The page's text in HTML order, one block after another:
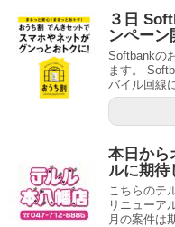
３日
ンペーン
Softbankの
ます。
バイル回線
本日から
ルに期待
こちらのテ
リニューア
月の案件は